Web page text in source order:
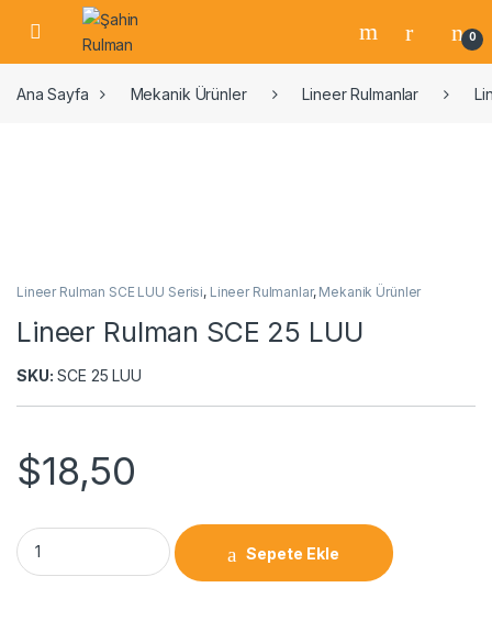
0
Ana Sayfa Mekanik Ürünler Lineer Rulmanlar
Lineer Rulman SCE LUU Serisi, Lineer Rulmanlar, Mekanik Ürünler
Lineer Rulman SCE 25 LUU
SKU: SCE 25 LUU
$18,50
Sepete Ekle